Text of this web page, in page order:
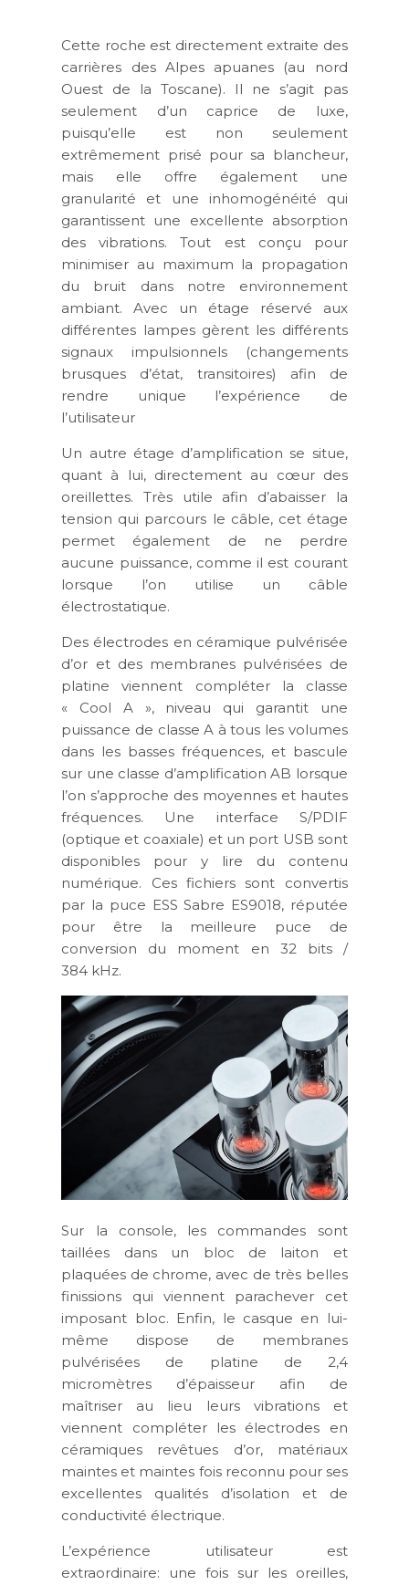
Cette roche est directement extraite des
carrières des Alpes apuanes (au nord
Ouest de la Toscane). Il ne s’agit pas
seulement d’un caprice de luxe,
puisqu’elle est non seulement
extrêmement prisé pour sa blancheur,
mais elle offre également une
granularité et une inhomogénéité qui
garantissent une excellente absorption
des vibrations. Tout est conçu pour
minimiser au maximum la propagation
du bruit dans notre environnement
ambiant. Avec un étage réservé aux
différentes lampes gèrent les différents
signaux impulsionnels (changements
brusques d’état, transitoires) afin de
rendre unique l’expérience de
l’utilisateur
Un autre étage d’amplification se situe,
quant à lui, directement au cœur des
oreillettes. Très utile afin d’abaisser la
tension qui parcours le câble, cet étage
permet également de ne perdre
aucune puissance, comme il est courant
lorsque l’on utilise un câble
électrostatique.
Des électrodes en céramique pulvérisée
d’or et des membranes pulvérisées de
platine viennent compléter la classe
« Cool A », niveau qui garantit une
puissance de classe A à tous les volumes
dans les basses fréquences, et bascule
sur une classe d’amplification AB lorsque
l’on s’approche des moyennes et hautes
fréquences. Une interface S/PDIF
(optique et coaxiale) et un port USB sont
disponibles pour y lire du contenu
numérique. Ces fichiers sont convertis
par la puce ESS Sabre ES9018, réputée
pour être la meilleure puce de
conversion du moment en 32 bits /
384 kHz.
Sur la console, les commandes sont
taillées dans un bloc de laiton et
plaquées de chrome, avec de très belles
finissions qui viennent parachever cet
imposant bloc. Enfin, le casque en lui-
même dispose de membranes
pulvérisées de platine de 2,4
micromètres d’épaisseur afin de
maîtriser au lieu leurs vibrations et
viennent compléter les électrodes en
céramiques revêtues d’or, matériaux
maintes et maintes fois reconnu pour ses
excellentes qualités d’isolation et de
conductivité électrique.
L’expérience utilisateur est
extraordinaire: une fois sur les oreilles,